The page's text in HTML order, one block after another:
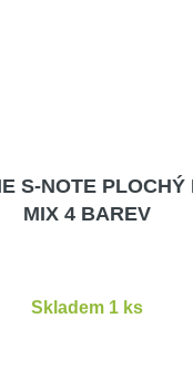
S-NOTE PLOCHÝ
MIX 4 BAREV
Skladem 1 ks